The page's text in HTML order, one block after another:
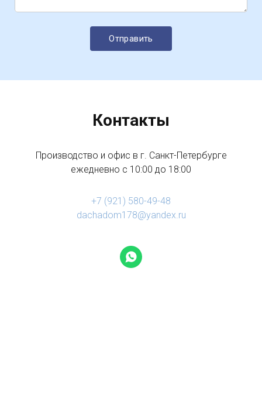
Контакты
Производство и офис в г. Санкт-Петербурге
ежедневно с 10:00 до 18:00
+7 (921) 580-49-48
dachadom178@yandex.ru